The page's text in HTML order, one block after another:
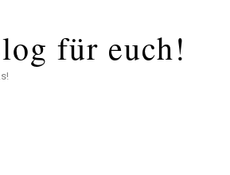
für euch!